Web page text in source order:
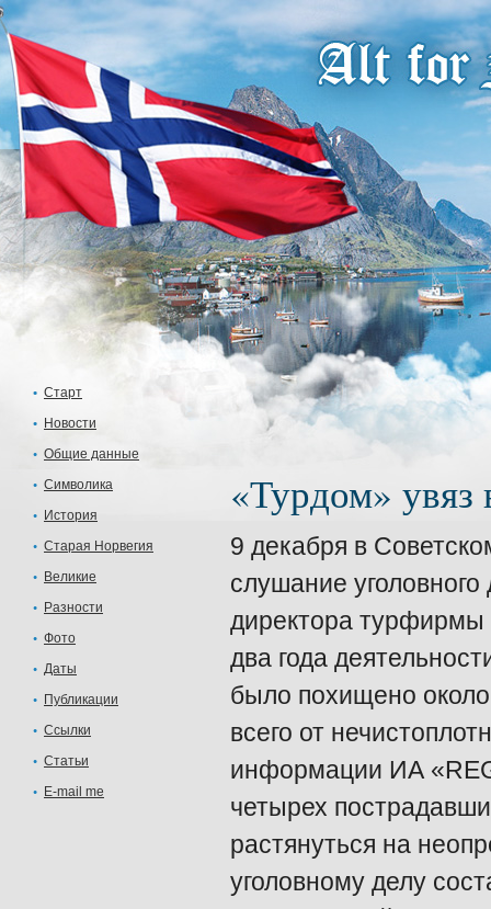
Старт
Новости
Общие данные
Символика
История
Старая Норвегия
Великие
Разности
Фото
Даты
Публикации
Ссылки
Статьи
E-mail me
«Турдом» увяз
9 декабря в
слушание
директора
два года
было похищено
всего от
информации ИА
четырех
растянуться на
уголовному делу